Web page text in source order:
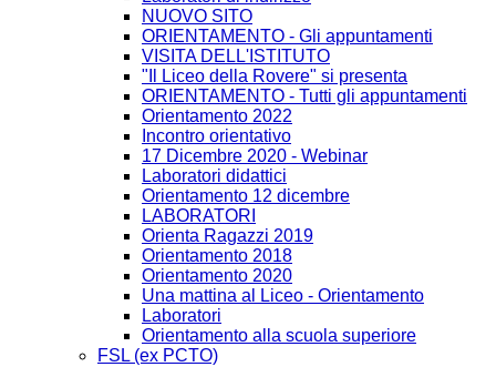
NUOVO SITO
ORIENTAMENTO - Gli appuntamenti
VISITA DELL'ISTITUTO
"Il Liceo della Rovere" si presenta
ORIENTAMENTO - Tutti gli appuntamenti
Orientamento 2022
Incontro orientativo
17 Dicembre 2020 - Webinar
Laboratori didattici
Orientamento 12 dicembre
LABORATORI
Orienta Ragazzi 2019
Orientamento 2018
Orientamento 2020
Una mattina al Liceo - Orientamento
Laboratori
Orientamento alla scuola superiore
FSL (ex PCTO)